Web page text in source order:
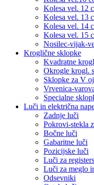
Kolesa vel. 12
Kolesa vel. 13
Kolesa vel. 14
Kolesa vel. 15
Nosilec-vijak-
Kroglične sklopke
Kvadratne
Okrogle krogl.
Sklopke za V
Vrvenica-
Specialne
Luči in električna
Zadnje luči
Pokrovi-stekla
Bočne luči
Gabaritne luči
Pozicijske luči
Luči za
Luči za meglo
Odsevniki